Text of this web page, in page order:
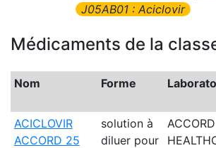
J05AB01 : Aciclovir
Médicaments de la
Nom Forme
ACICLOVIR
ACCORD 25
solution à
diluer pour
ACCORD